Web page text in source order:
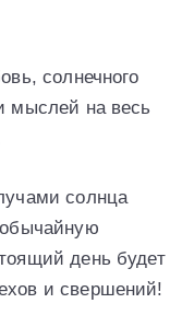
солнечного
мыслей на весь
солнца
день будет
и свершений!